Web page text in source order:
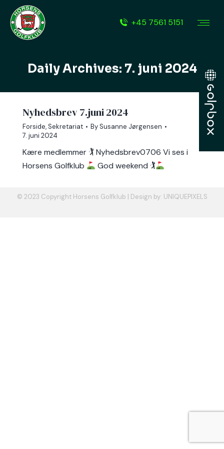
+45 7561 5151
Daily Archives: 7. juni 2024
Nyhedsbrev 7.juni 2024
Forside,Sekretariat BySusanne Jørgensen
7. juni 2024
Kære medlemmer 🏌 Nyhedsbrev0706 Vi ses i
Horsens Golfklub
God weekend 🏌
© 2023 Copyright Horsens Golfklub | Design by: UNIQUEPIXELS